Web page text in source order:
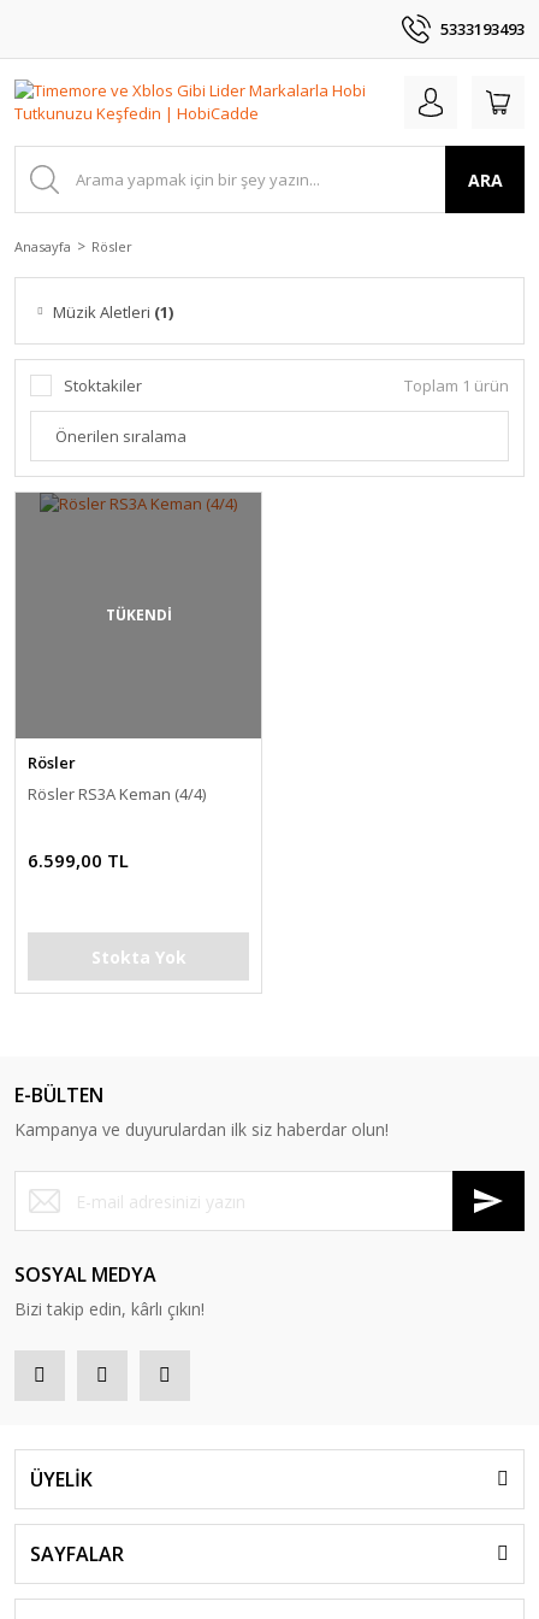
5333193493
ARA
Anasayfa Rösler
Müzik Aletleri (1)
Stoktakiler Toplam 1 ürün
TÜKENDİ
Rösler
Rösler RS3A Keman (4/4)
6.599,00 TL
Stokta Yok
E-BÜLTEN
Kampanya ve duyurulardan ilk siz haberdar olun!
SOSYAL MEDYA
Bizi takip edin, kârlı çıkın!
ÜYELİK
SAYFALAR